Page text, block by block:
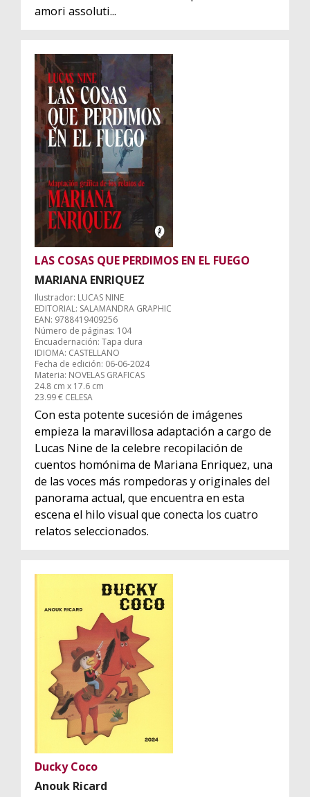
amori assoluti...
LAS COSAS QUE PERDIMOS EN EL FUEGO
MARIANA ENRIQUEZ
Ilustrador: LUCAS NINE
EDITORIAL: SALAMANDRA GRAPHIC
EAN: 9788419409256
Número de páginas: 104
Encuadernación: Tapa dura
IDIOMA: CASTELLANO
Fecha de edición: 06-06-2024
Materia: NOVELAS GRAFICAS
24.8 cm x 17.6 cm
23.99 € CELESA
Con esta potente sucesión de imágenes
empieza la maravillosa adaptación a cargo de
Lucas Nine de la celebre recopilación de
cuentos homónima de Mariana Enriquez, una
de las voces más rompedoras y originales del
panorama actual, que encuentra en esta
escena el hilo visual que conecta los cuatro
relatos seleccionados.
Ducky Coco
Anouk Ricard